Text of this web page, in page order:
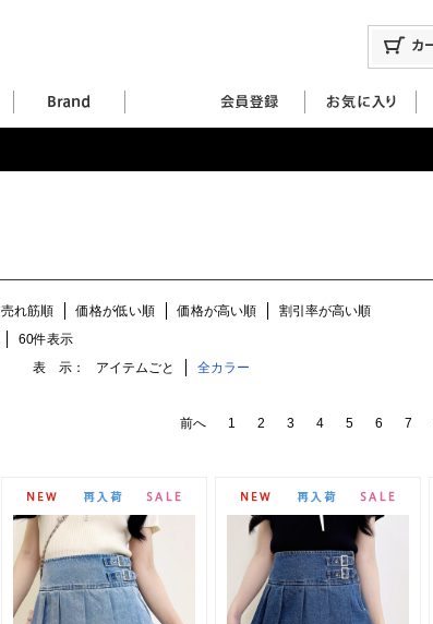
売れ筋順 価格が低い順 価格が高い順
割引率が高い順
60件表示
表 示： アイテムごと 全カラー
前へ 1 2 3 4 5 6 7